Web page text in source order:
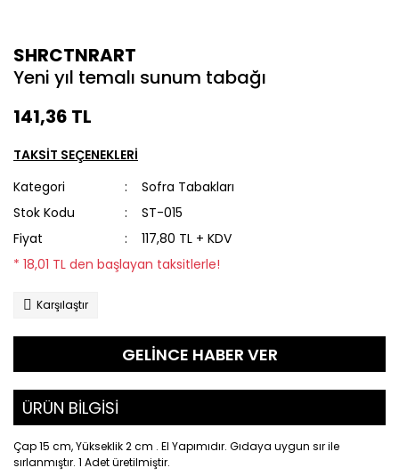
SHRCTNRART
Yeni yıl temalı sunum tabağı
141,36 TL
TAKSİT SEÇENEKLERİ
Kategori
Sofra Tabakları
Stok Kodu
ST-015
Fiyat
117,80 TL + KDV
* 18,01 TL den başlayan taksitlerle!
Karşılaştır
GELİNCE HABER VER
ÜRÜN BİLGİSİ
Çap 15 cm, Yükseklik 2 cm . El Yapımıdır. Gıdaya uygun sır ile
sırlanmıştır. 1 Adet üretilmiştir.